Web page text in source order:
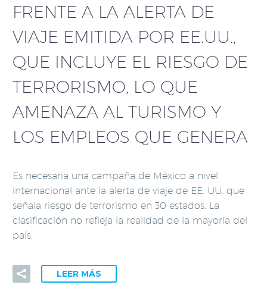
FRENTE A LA ALERTA DE
VIAJE EMITIDA POR EE.UU.,
QUE INCLUYE EL RIESGO DE
TERRORISMO, LO QUE
AMENAZA AL TURISMO Y
LOS EMPLEOS QUE GENERA
Es necesaria una campaña de México a nivel
internacional ante la alerta de viaje de EE. UU. que
señala riesgo de terrorismo en 30 estados. La
clasificación no refleja la realidad de la mayoría del
país.
LEER MÁS